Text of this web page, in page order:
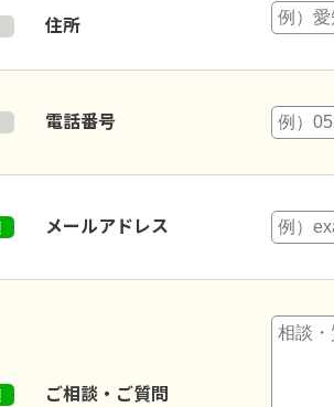
住所
電話番号
メールアドレス
ご相談・ご質問